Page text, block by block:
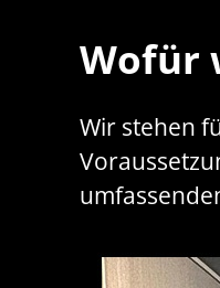
Wofür
Wir stehen